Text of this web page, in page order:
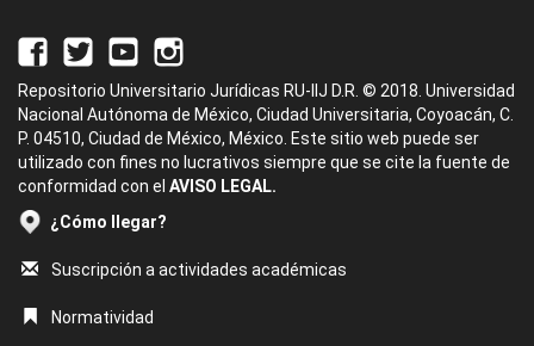
Repositorio Universitario Jurídicas RU-IIJ D.R. © 2018. Universidad
Nacional Autónoma de México, Ciudad Universitaria, Coyoacán, C.
P. 04510, Ciudad de México, México. Este sitio web puede ser
utilizado con fines no lucrativos siempre que se cite la fuente de
conformidad con el AVISO LEGAL.
¿Cómo llegar?
Suscripción a actividades académicas
Normatividad